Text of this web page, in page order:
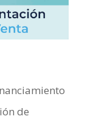
de